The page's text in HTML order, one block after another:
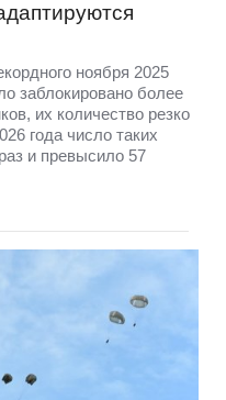
ноября 2025
заблокировано более
их количество резко
года число таких
и превысило 57